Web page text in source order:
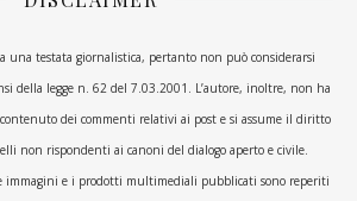
una testata giornalistica, pertanto non può considerarsi
della legge n. 62 del 7.03.2001. L’autore, inoltre, non ha
dei commenti relativi ai post e si assume il diritto
non rispondenti ai canoni del dialogo aperto e civile.
immagini e i prodotti multimediali pubblicati sono reperiti